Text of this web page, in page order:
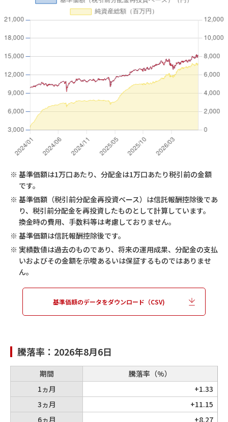
※ 基準価額は1万口あたり、分配金は1万口あたり税引前の金額
です。
※ 基準価額（税引前分配金再投資ベース）は信託報酬控除後であ
り、税引前分配金を再投資したものとして計算しています。
換金時の費用、手数料等は考慮しておりません。
※ 基準価額は信託報酬控除後です。
※ 実績数値は過去のものであり、将来の運用成果、分配金の支払
いおよびその金額を示唆あるいは保証するものではありませ
ん。
基準価額のデータをダウンロード（CSV)
騰落率： 2026年8月6日
期間
1ヵ月
3ヵ月
6ヵ月
騰落率（%）
+1.33
+11.15
+8.27